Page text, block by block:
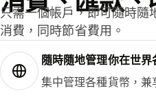
只需一個帳戶，即可隨時
消費，同時節省費用。
隨時隨地管理你在世界
集中管理各種貨幣，兼